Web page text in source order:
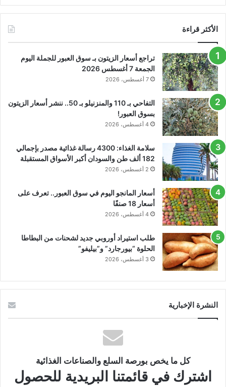
الأكثر قراءة
تراجع أسعار الزيتون بـ سوق العبور للجملة اليوم
الجمعة 7 أغسطس 2026
7 أغسطس، 2026
التفاحي بـ 110 والمنزنيلو بـ 50.. ننشر أسعار الزيتون
بسوق العبور!
4 أغسطس، 2026
سلامة الغذاء: 4300 رسالة غذائية مصدر بإجمالي
182 ألف طن والسودان أكبر الأسواق المستقبلة
2 أغسطس، 2026
أسعار المانجو اليوم في سوق العبور.. تعرف على
أسعار 18 صنفًا
4 أغسطس، 2026
طلب استيراد أوروبي جديد لشحنات من البطاطا
الحلوة “بيورجارد” و”بيليفو”
3 أغسطس، 2026
النشرة الإخبارية
كل ما يخص بورصة السلع والصناعات الغذائية
اشترك في قائمتنا البريدية للحصول